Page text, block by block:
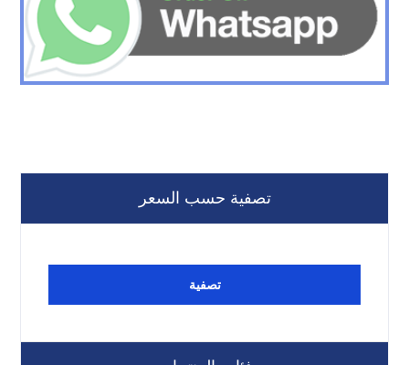
تصفية حسب السعر
تصفية